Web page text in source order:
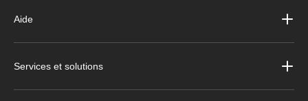
Aide
Services et solutions